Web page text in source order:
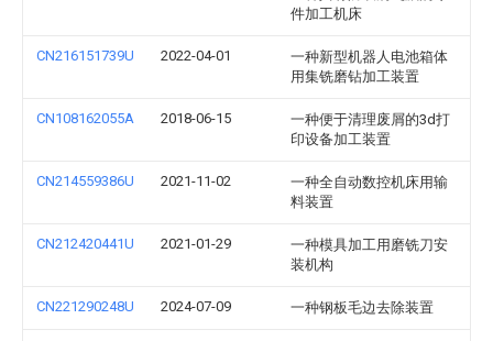
件加工机床
CN216151739U 2022-04-01
一种新型机器人电池箱体
用集铣磨钻加工装置
CN108162055A 2018-06-15
一种便于清理废屑的3d打
印设备加工装置
CN214559386U 2021-11-02
一种全自动数控机床用输
料装置
CN212420441U 2021-01-29
一种模具加工用磨铣刀安
装机构
CN221290248U 2024-07-09 一种钢板毛边去除装置